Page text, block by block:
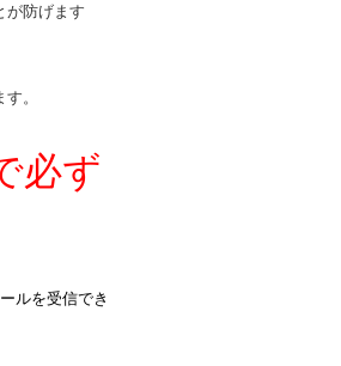
が防げます
。
必ず
ルを受信でき